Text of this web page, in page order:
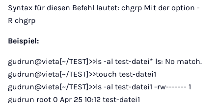
Syntax für diesen Befehl lautet: chgrp Mit der option -
R chgrp
Beispiel:
gudrun@vieta[~/TEST]>>ls -al test-datei* ls: No match.
gudrun@vieta[~/TEST]>>touch test-datei1
gudrun@vieta[~/TEST]>>ls -al test-datei1 -rw------- 1
gudrun root 0 Apr 25 10:12 test-datei1